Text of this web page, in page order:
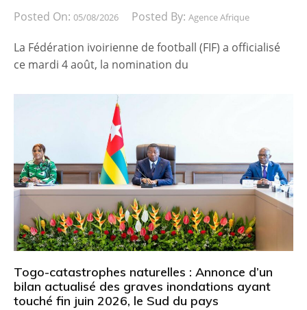
Posted On: 05/08/2026 Posted By: Agence Afrique
La Fédération ivoirienne de football (FIF) a officialisé
ce mardi 4 août, la nomination du
Togo-catastrophes naturelles : Annonce d’un
bilan actualisé des graves inondations ayant
touché fin juin 2026, le Sud du pays